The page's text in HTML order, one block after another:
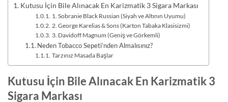
Kutusu İçin Bile Alınacak En Karizmatik 3 Sigara Markası
1. Sobranie Black Russian (Siyah ve Altının Uyumu)
2. George Karelias & Sons (Karton Tabaka Klasisizmi)
3. Davidoff Magnum (Geniş ve Görkemli)
Neden Tobacco Sepeti’nden Almalısınız?
Tarzınız Masada Başlar
Kutusu İçin Bile Alınacak En Karizmatik 3
Sigara Markası